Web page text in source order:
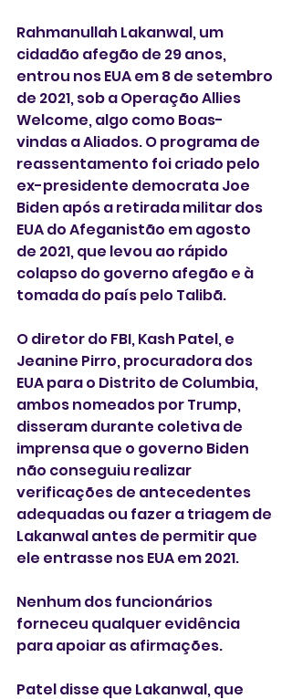
Rahmanullah Lakanwal, um
cidadão afegão de 29 anos,
entrou nos EUA em 8 de setembro
de 2021, sob a Operação Allies
Welcome, algo como Boas-
vindas a Aliados. O programa de
reassentamento foi criado pelo
ex-presidente democrata Joe
Biden após a retirada militar dos
EUA do Afeganistão em agosto
de 2021, que levou ao rápido
colapso do governo afegão e à
tomada do país pelo Talibã.
O diretor do FBI, Kash Patel, e
Jeanine Pirro, procuradora dos
EUA para o Distrito de Columbia,
ambos nomeados por Trump,
disseram durante coletiva de
imprensa que o governo Biden
não conseguiu realizar
verificações de antecedentes
adequadas ou fazer a triagem de
Lakanwal antes de permitir que
ele entrasse nos EUA em 2021.
Nenhum dos funcionários
forneceu qualquer evidência
para apoiar as afirmações.
Patel disse que Lakanwal, que